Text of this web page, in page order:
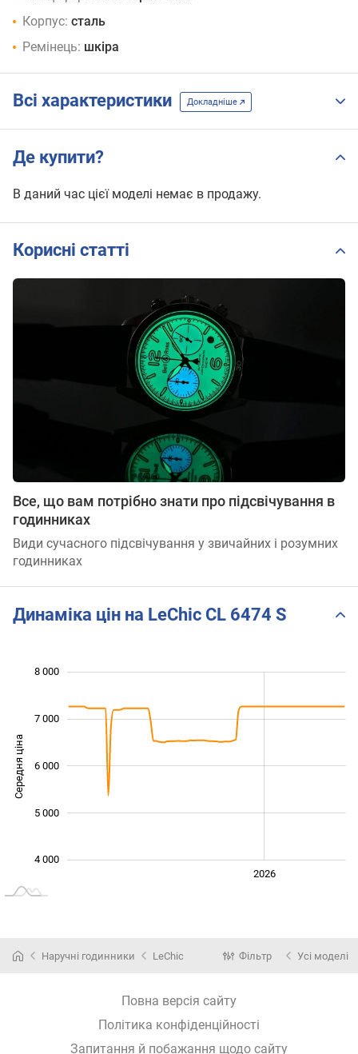
Корпус: сталь
Ремінець: шкіра
Всі характеристики Докладніше
Де купити?
В даний час цієї моделі немає в продажу.
Корисні статті
Все, що вам потрібно знати про підсвічування в
годинниках
Види сучасного підсвічування у звичайних і розумних
годинниках
Динаміка цін на LeChic CL 6474 S
Середня ціна 4 000
4 000
5 000
6 000
7 000
8 000
2026
Наручні годинники LeChic Фільтр Усі моделі
Повна версія сайту
Політика конфіденційності
Запитання й побажання щодо сайту